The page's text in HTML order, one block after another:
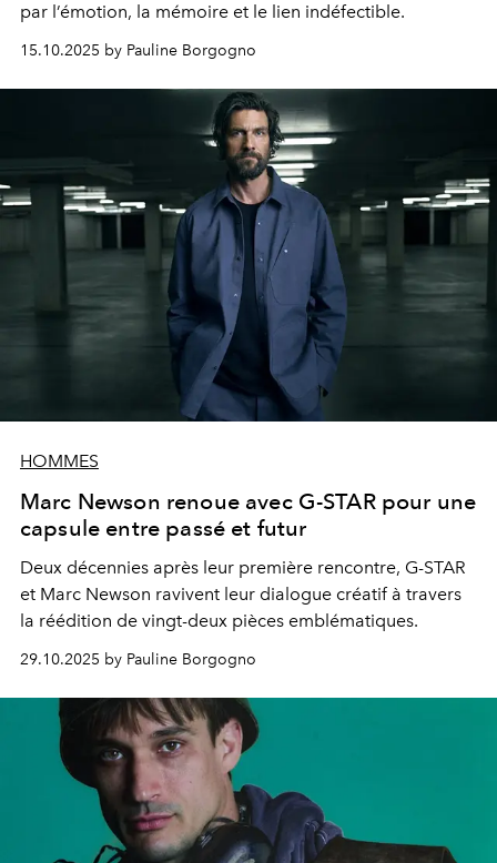
par l’émotion, la mémoire et le lien indéfectible.
15.10.2025 by Pauline Borgogno
HOMMES
Marc Newson renoue avec G-STAR pour une
capsule entre passé et futur
Deux décennies après leur première rencontre, G-STAR
et Marc Newson ravivent leur dialogue créatif à travers
la réédition de vingt-deux pièces emblématiques.
29.10.2025 by Pauline Borgogno